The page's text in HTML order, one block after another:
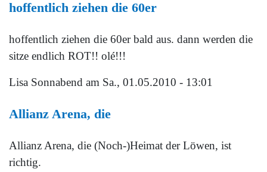
hoffentlich ziehen die 60er
hoffentlich ziehen die 60er bald aus. dann werden die
sitze endlich ROT!! olé!!!
Lisa Sonnabend am Sa., 01.05.2010 - 13:01
Allianz Arena, die
Allianz Arena, die (Noch-)Heimat der Löwen, ist
richtig.